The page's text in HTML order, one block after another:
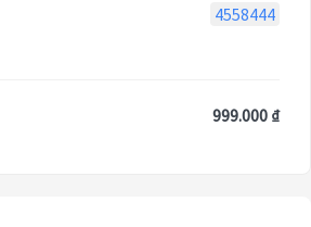
4558444
999.000 ₫